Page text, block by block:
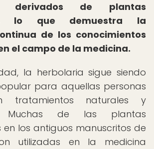
derivados de plantas
lo que demuestra la
de los conocimientos
el campo de la medicina.
la herbolaria sigue siendo
para aquellas personas
tratamientos naturales y
Muchas de las plantas
los antiguos manuscritos de
utilizadas en la medicina